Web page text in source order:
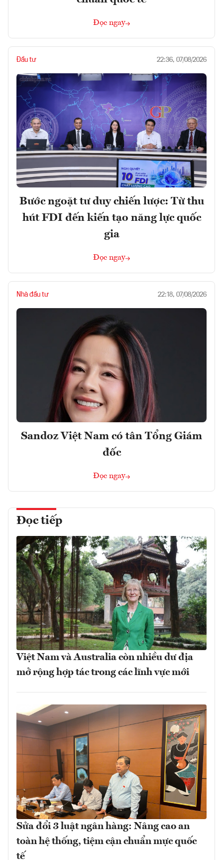
Đọc ngay
Đầu tư 22:36, 07/08/2026
Bước ngoặt tư duy chiến lược: Từ thu
hút FDI đến kiến tạo năng lực quốc
gia
Đọc ngay
Nhà đầu tư 22:18, 07/08/2026
Sandoz Việt Nam có tân Tổng Giám
đốc
Đọc ngay
Đọc tiếp
Việt Nam và Australia còn nhiều dư địa
mở rộng hợp tác trong các lĩnh vực mới
Sửa đổi 3 luật ngân hàng: Nâng cao an
toàn hệ thống, tiệm cận chuẩn mực quốc
tế